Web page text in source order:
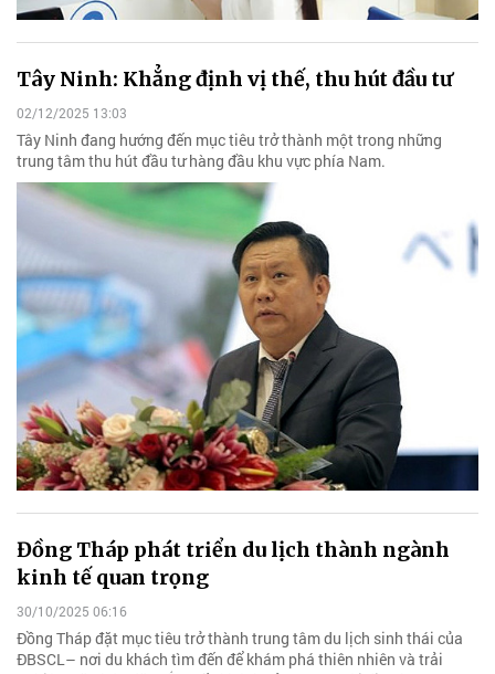
Tây Ninh: Khẳng định vị thế, thu hút đầu tư
02/12/2025 13:03
Tây Ninh đang hướng đến mục tiêu trở thành một trong những
trung tâm thu hút đầu tư hàng đầu khu vực phía Nam.
Đồng Tháp phát triển du lịch thành ngành
kinh tế quan trọng
30/10/2025 06:16
Đồng Tháp đặt mục tiêu trở thành trung tâm du lịch sinh thái của
ĐBSCL– nơi du khách tìm đến để khám phá thiên nhiên và trải